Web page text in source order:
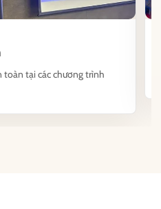
toàn tại các chương trình